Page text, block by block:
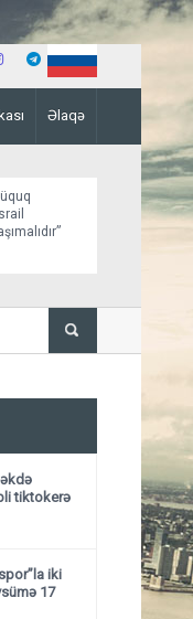
Əlaqə
Hacıqabulda yol
tiktokerə
iki
17